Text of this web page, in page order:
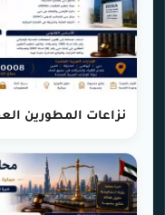
نزاعات المطورين